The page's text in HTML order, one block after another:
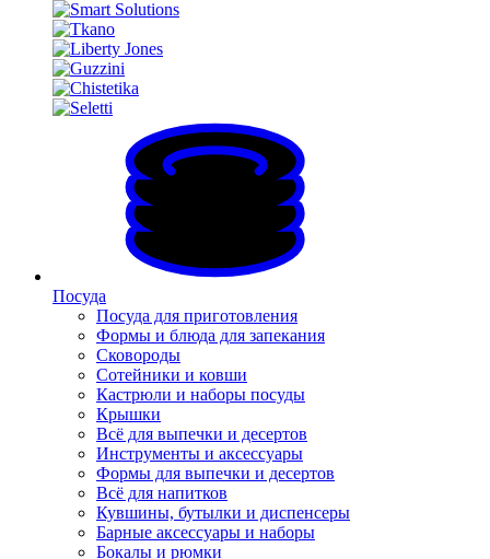
Посуда
Посуда для приготовления
Формы и блюда для запекания
Сковороды
Сотейники и ковши
Кастрюли и наборы посуды
Крышки
Всё для выпечки и десертов
Инструменты и аксессуары
Формы для выпечки и десертов
Всё для напитков
Кувшины, бутылки и диспенсеры
Барные аксессуары и наборы
Бокалы и рюмки